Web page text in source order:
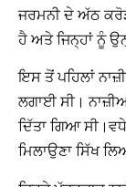
ਜਰਮਨੀ ਦੇ ਅੱਠ
ਹੈ ਅਤੇ ਜਿਨ੍ਹਾਂ ਨੂੰ
ਇਸ ਤੋਂ ਪਹਿਲਾਂ
ਲਗਾਈ ਸੀ।
ਦਿੱਤਾ ਗਿਆ
ਮਿਲਾਉਣਾ ਸਿੱਖ